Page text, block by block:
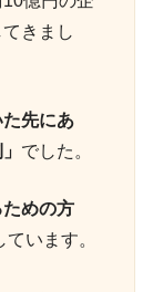
きまし
た先にあ
でした。
ための方
います。